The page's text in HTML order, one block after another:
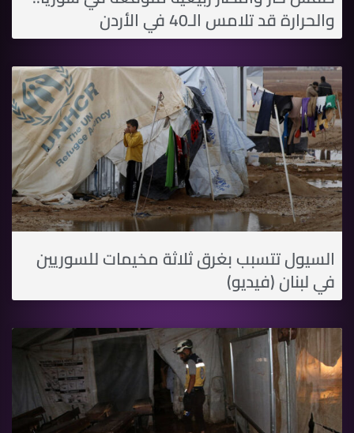
والحرارة قد تلامس الـ40 في اﻷردن
السيول تتسبب بغرق ثلاثة مخيمات للسوريين
في لبنان (فيديو)